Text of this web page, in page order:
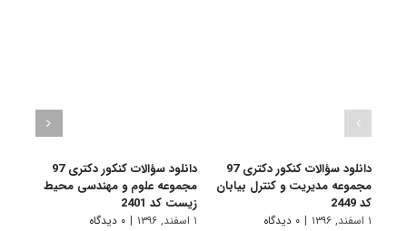
دانلود سؤالات کنکور دکتری 97
مجموعه مدیریت و کنترل بیابان
کد 2449
۱ اسفند, ۱۳۹۶ | ۰ دیدگاه
دانلود سؤالات کنکور دکتری 97
مجموعه علوم و مهندسی محیط
زیست کد 2401
۱ اسفند, ۱۳۹۶ | ۰ دیدگاه